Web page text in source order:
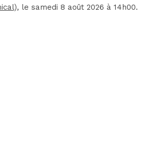
, le samedi 8 août 2026 à 14h00.